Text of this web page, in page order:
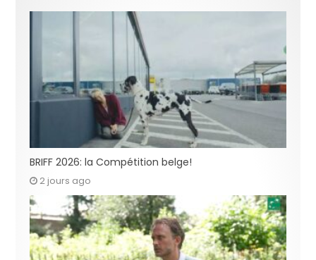
BRIFF 2026: la Compétition belge!
2 jours ago